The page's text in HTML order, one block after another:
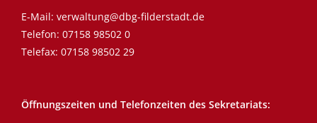
E-Mail: verwaltung@dbg-filderstadt.de
Telefon: 07158 98502 0
Telefax: 07158 98502 29
Öffnungszeiten und Telefonzeiten des Sekretariats: